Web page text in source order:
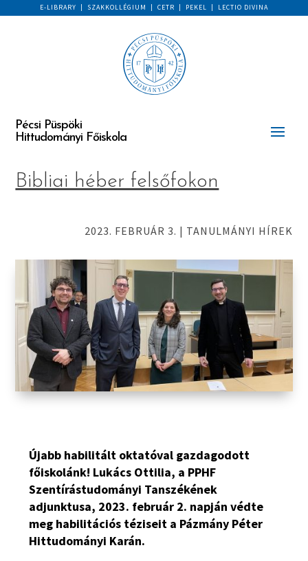
E-LIBRARY | SZAKKOLLÉGIUM | CETR | PEKEL | LECTIO DIVINA
Pécsi Püspöki
Hittudományi Főiskola
Bibliai héber felsőfokon
2023. FEBRUÁR 3. | TANULMÁNYI HÍREK
Újabb habilitált oktatóval gazdagodott
főiskolánk! Lukács Ottilia, a PPHF
Szentírástudományi Tanszékének
adjunktusa, 2023. február 2. napján védte
meg habilitációs téziseit a Pázmány Péter
Hittudományi Karán.